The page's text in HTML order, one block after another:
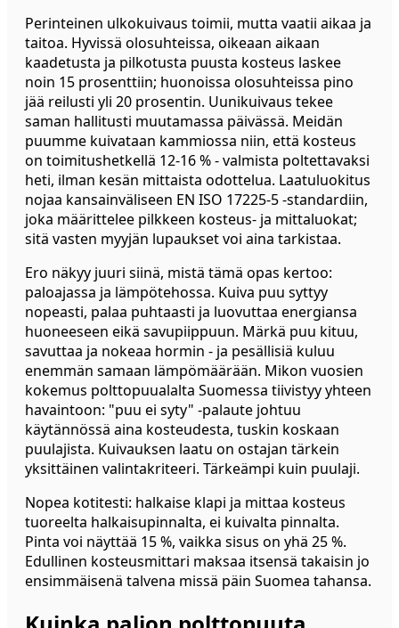
Perinteinen ulkokuivaus toimii, mutta vaatii aikaa ja
taitoa. Hyvissä olosuhteissa, oikeaan aikaan
kaadetusta ja pilkotusta puusta kosteus laskee
noin 15 prosenttiin; huonoissa olosuhteissa pino
jää reilusti yli 20 prosentin. Uunikuivaus tekee
saman hallitusti muutamassa päivässä. Meidän
puumme kuivataan kammiossa niin, että kosteus
on toimitushetkellä 12-16 % - valmista poltettavaksi
heti, ilman kesän mittaista odottelua. Laatuluokitus
nojaa kansainväliseen EN ISO 17225-5 -standardiin,
joka määrittelee pilkkeen kosteus- ja mittaluokat;
sitä vasten myyjän lupaukset voi aina tarkistaa.
Ero näkyy juuri siinä, mistä tämä opas kertoo:
paloajassa ja lämpötehossa. Kuiva puu syttyy
nopeasti, palaa puhtaasti ja luovuttaa energiansa
huoneeseen eikä savupiippuun. Märkä puu kituu,
savuttaa ja nokeaa hormin - ja pesällisiä kuluu
enemmän samaan lämpömäärään. Mikon vuosien
kokemus polttopuualalta Suomessa tiivistyy yhteen
havaintoon: "puu ei syty" -palaute johtuu
käytännössä aina kosteudesta, tuskin koskaan
puulajista. Kuivauksen laatu on ostajan tärkein
yksittäinen valintakriteeri. Tärkeämpi kuin puulaji.
Nopea kotitesti: halkaise klapi ja mittaa kosteus
tuoreelta halkaisupinnalta, ei kuivalta pinnalta.
Pinta voi näyttää 15 %, vaikka sisus on yhä 25 %.
Edullinen kosteusmittari maksaa itsensä takaisin jo
ensimmäisenä talvena missä päin Suomea tahansa.